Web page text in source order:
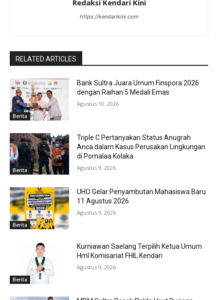
Redaksi Kendari Kini
https://kendarikini.com
RELATED ARTICLES
Berita
Bank Sultra Juara Umum Finspora 2026
dengan Raihan 5 Medali Emas
Agustus 10, 2026
Berita
Triple C Pertanyakan Status Anugrah
Anca dalam Kasus Perusakan Lingkungan
di Pomalaa Kolaka
Agustus 9, 2026
Berita
UHO Gelar Penyambutan Mahasiswa Baru
11 Agustus 2026
Agustus 9, 2026
Berita
Kurniawan Saelang Terpilih Ketua Umum
HmI Komisariat FHIL Kendari
Agustus 9, 2026